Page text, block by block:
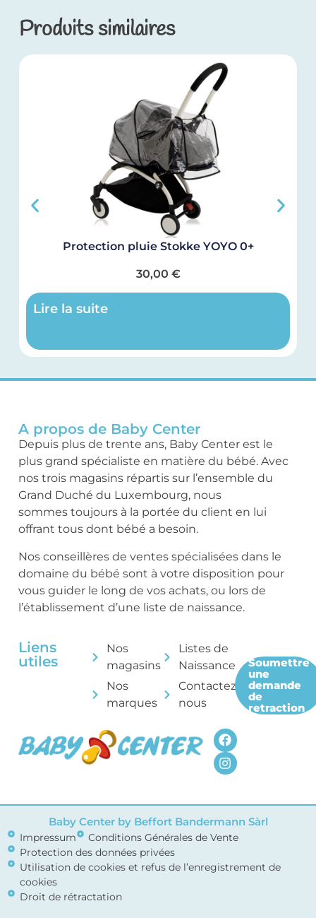
Produits similaires
Protection pluie Stokke YOYO 0+
30,00 €
Lire la suite
A propos de Baby Center
Depuis plus de trente ans, Baby Center est le
plus grand spécialiste en matière du bébé. Avec
nos trois magasins répartis sur l’ensemble du
Grand Duché du Luxembourg, nous
sommes toujours à la portée du client en lui
offrant tous dont bébé a besoin.
Nos conseillères de ventes spécialisées dans le
domaine du bébé sont à votre disposition pour
vous guider le long de vos achats, ou lors de
l’établissement d’une liste de naissance.
Liens
utiles
Nos
magasins
Nos
marques
Listes de
Naissance
Contactez-
nous
Soumettre
une
demande
de
retraction
Baby Center by Beffort Bandermann Sàrl
Impressum
Conditions Générales de Vente
Protection des données privées
Utilisation de cookies et refus de l’enregistrement de
cookies
Droit de rétractation